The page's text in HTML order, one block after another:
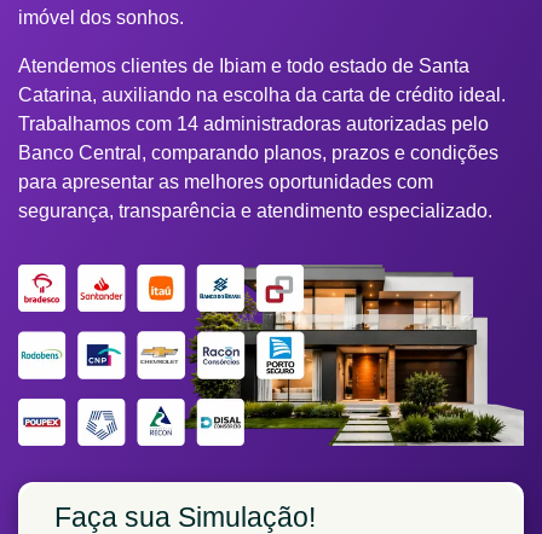
imóvel dos sonhos.
Atendemos clientes de Ibiam e todo estado de Santa
Catarina, auxiliando na escolha da carta de crédito ideal.
Trabalhamos com 14 administradoras autorizadas pelo
Banco Central, comparando planos, prazos e condições
para apresentar as melhores oportunidades com
segurança, transparência e atendimento especializado.
Faça sua Simulação!